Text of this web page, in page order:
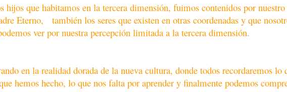
hijos que habitamos en la tercera dimensión, fuimos contenidos por nuestro
Eterno, también los seres que existen en otras coordenadas y que
ver por nuestra percepción limitada a la tercera dimensión.
en la realidad dorada de la nueva cultura, donde todos recordaremos lo
hemos hecho, lo que nos falta por aprender y finalmente podemos